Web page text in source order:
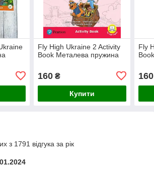
Fly High Ukraine 2 Activity
Book Металева пружина
160₴
Купити
Fly
160
з 1791 відгука за рік